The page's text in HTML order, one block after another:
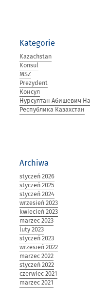
Kategorie
Kazachstan
Konsul
MSZ
Prezydent
Консул
Нурсултан Абишевич
Республика Казахстан
Archiwa
styczeń 2026
styczeń 2025
styczeń 2024
wrzesień 2023
kwiecień 2023
marzec 2023
luty 2023
styczeń 2023
wrzesień 2022
marzec 2022
styczeń 2022
czerwiec 2021
marzec 2021